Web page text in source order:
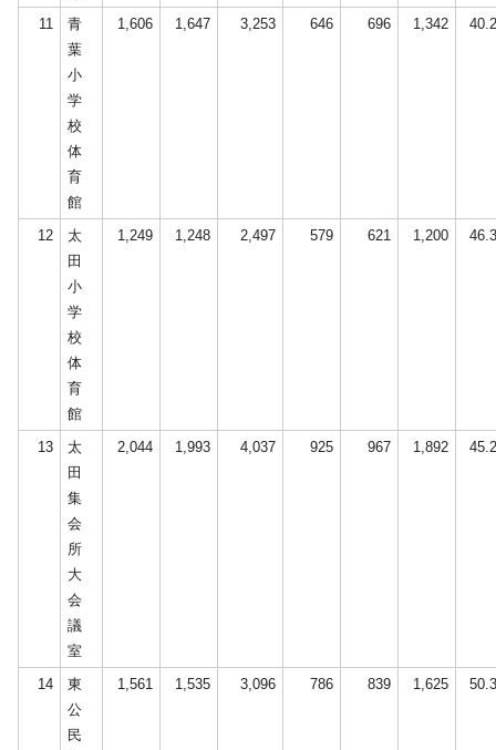
11
青
葉
小
学
校
体
育
館
1,606 1,647 3,253 646 696 1,342
12
太
田
小
学
校
体
育
館
1,249 1,248 2,497 579 621 1,200
13
太
田
集
会
所
大
会
議
室
2,044 1,993 4,037 925 967 1,892
14
東
公
民
1,561 1,535 3,096 786 839 1,625